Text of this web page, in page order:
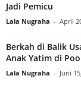
Jadi Pemicu
Lala Nugraha - April
Berkah di Balik
Anak Yatim di
Lala Nugraha - Juni